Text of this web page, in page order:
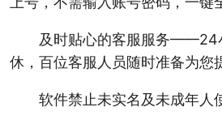
及时贴心的客服服务——24
休，百位客服人员随时准备为您
软件禁止未实名及未成年人